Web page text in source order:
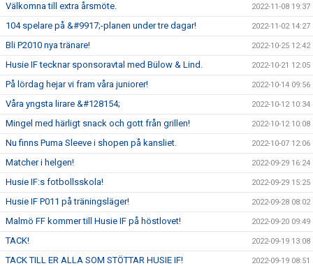
Välkomna till extra årsmöte. 2022-11-08 19:37
104 spelare på &#9917;-planen under tre dagar! 2022-11-02 14:27
Bli P2010 nya tränare! 2022-10-25 12:42
Husie IF tecknar sponsoravtal med Bülow & Lind. 2022-10-21 12:05
På lördag hejar vi fram våra juniorer! 2022-10-14 09:56
Våra yngsta lirare &#128154; 2022-10-12 10:34
Mingel med härligt snack och gott från grillen! 2022-10-12 10:08
Nu finns Puma Sleeve i shopen på kansliet. 2022-10-07 12:06
Matcher i helgen! 2022-09-29 16:24
Husie IF:s fotbollsskola! 2022-09-29 15:25
Husie IF P011 på träningsläger! 2022-09-28 08:02
Malmö FF kommer till Husie IF på höstlovet! 2022-09-20 09:49
TACK! 2022-09-19 13:08
TACK TILL ER ALLA SOM STÖTTAR HUSIE IF! 2022-09-19 08:51